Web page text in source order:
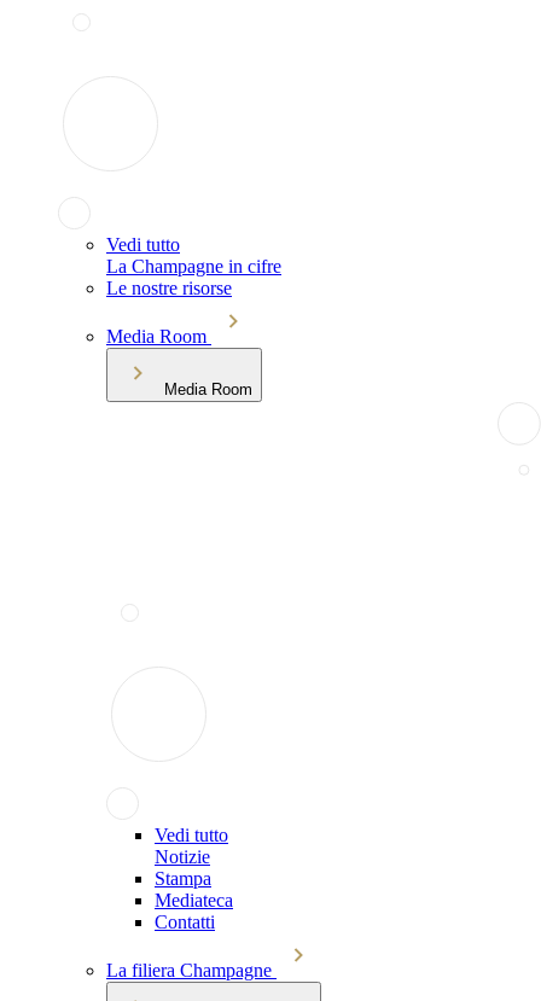
Vedi tutto
La Champagne in cifre
Le nostre risorse
Media Room
Media Room
Vedi tutto
Notizie
Stampa
Mediateca
Contatti
La filiera Champagne